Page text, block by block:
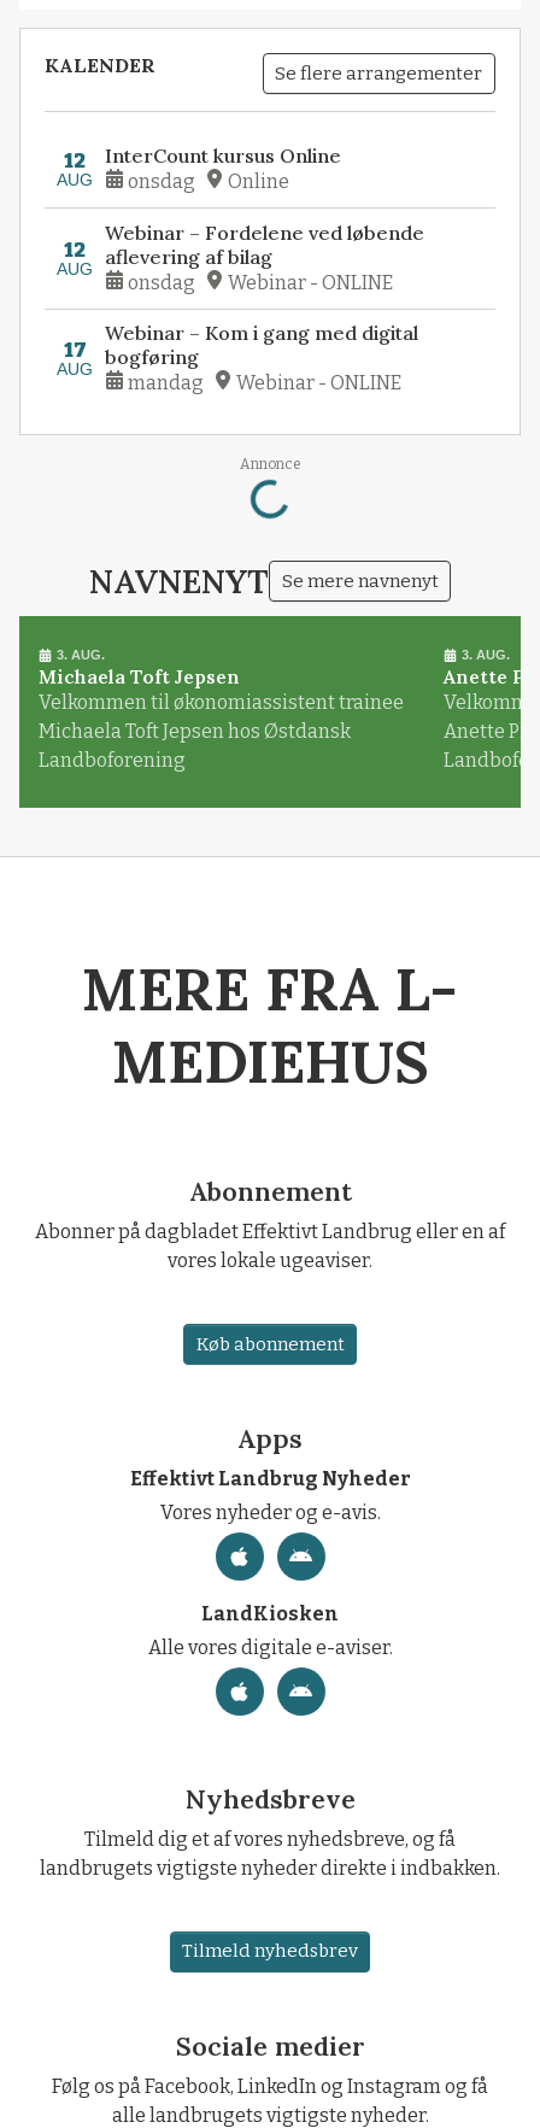
KALENDER Se flere arrangementer
12
AUG
InterCount kursus Online
onsdag Online
12
AUG
Webinar – Fordelene ved løbende
aflevering af bilag
onsdag Webinar - ONLINE
17
AUG
Webinar – Kom i gang med digital
bogføring
mandag Webinar - ONLINE
Annonce
Loading...
NAVNENYT Se mere navnenyt
3. AUG.
Michaela Toft Jepsen
Velkommen til økonomiassistent trainee
Michaela Toft Jepsen hos Østdansk
Landboforening
3. AUG.
Anette
Anette
MERE FRA L-
MEDIEHUS
Abonnement
Abonner på dagbladet Effektivt Landbrug eller en af
vores lokale ugeaviser.
Køb abonnement
Apps
Effektivt Landbrug Nyheder
Vores nyheder og e-avis.
LandKiosken
Alle vores digitale e-aviser.
Nyhedsbreve
Tilmeld dig et af vores nyhedsbreve, og få
landbrugets vigtigste nyheder direkte i indbakken.
Tilmeld nyhedsbrev
Sociale medier
Følg os på Facebook, LinkedIn og Instagram og få
alle landbrugets vigtigste nyheder.